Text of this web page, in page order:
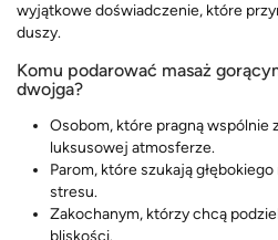
wyjątkowe doświadczenie, które
duszy.
Komu podarować masaż
dwojga?
Osobom, które pragną wspólnie
luksusowej atmosferze.
Parom, które szukają
stresu.
Zakochanym, którzy chcą